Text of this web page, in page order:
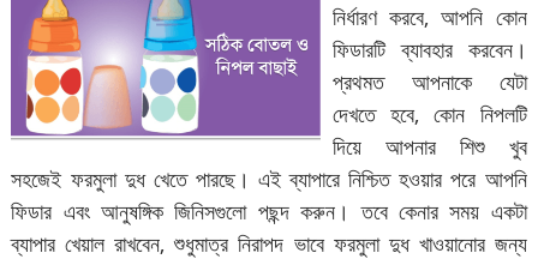
নির্ধারণ করবে, আপনি কোন
ফিডারটি ব্যাবহার করবেন।
প্রথমত আপনাকে যেটা
দেখতে হবে, কোন নিপলটি
দিয়ে আপনার শিশু খুব
সহজেই ফরমুলা দুধ খেতে পারছে। এই ব্যাপারে নিশ্চিত হওয়ার পরে আপনি
ফিডার এবং আনুষঙ্গিক জিনিসগুলো পছন্দ করুন। তবে কেনার সময় একটা
ব্যাপার খেয়াল রাখবেন, শুধুমাত্র নিরাপদ ভাবে ফরমুলা দুধ খাওয়ানোর জন্য